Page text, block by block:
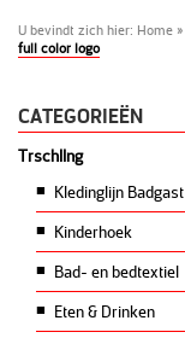
U bevindt zich hier: Home »
full color logo
CATEGORIEËN
Trschllng
Kledinglijn Badgast
Kinderhoek
Bad- en bedtextiel
Eten & Drinken